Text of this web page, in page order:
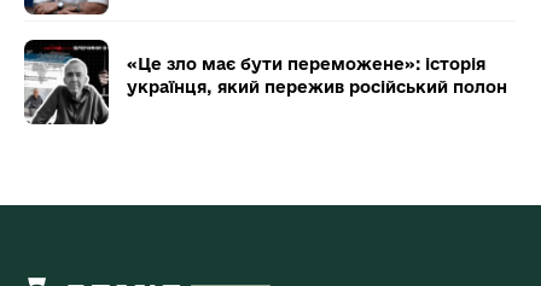
«Це зло має бути переможене»: історія
українця, який пережив російський полон